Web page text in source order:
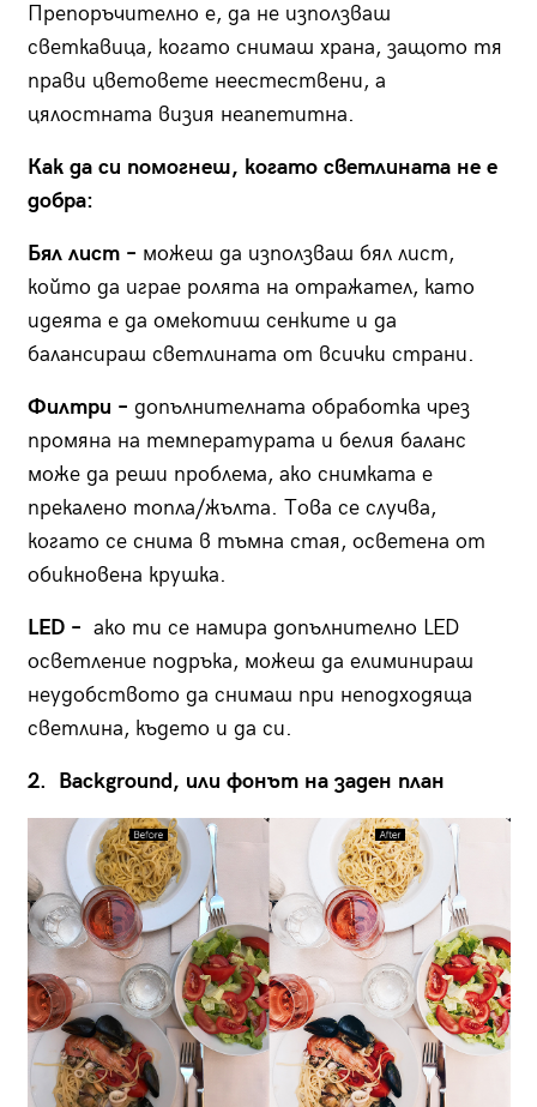
Препоръчително е, да не използваш
светкавица, когато снимаш храна, защото тя
прави цветовете неестествени, а
цялостната визия неапетитна.
Как да си помогнеш, когато светлината не е
добра:
Бял лист – можеш да използваш бял лист,
който да играе ролята на отражател, като
идеята е да омекотиш сенките и да
балансираш светлината от всички страни.
Филтри – допълнителната обработка чрез
промяна на температурата и белия баланс
може да реши проблема, ако снимката е
прекалено топла/жълта. Това се случва,
когато се снима в тъмна стая, осветена от
обикновена крушка.
LED – ако ти се намира допълнително LED
осветление подръка, можеш да елиминираш
неудобството да снимаш при неподходяща
светлина, където и да си.
2. Background, или фонът на заден план